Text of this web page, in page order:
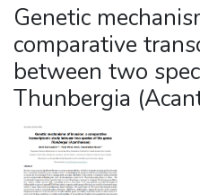
Genetic
comparative
between two
Thunbergia